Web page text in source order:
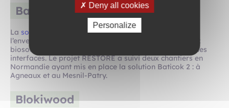
Baticok 2
La solution Baticok 2
permet l’isolation complète de
l’enveloppe par préfabrication artisanale de panneaux
biosourcés et une étanchéité renforcée aux jonctions des
interfaces. Le projet RESTORE a suivi deux chantiers en
Normandie ayant mis en place la solution Baticok 2 : à
Agneaux et au Mesnil-Patry.
Blokiwood
Deny all cookies
Personalize